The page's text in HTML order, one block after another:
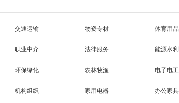
交通运输 物资专材 体育用品
职业中介 法律服务 能源水利
环保绿化 农林牧渔 电子电工
机构组织 家用电器 办公家具